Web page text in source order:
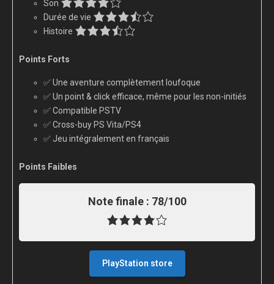
Son
Durée de vie
Histoire
Points Forts
✅ Une aventure complètement loufoque
✅ Un point & click efficace, même pour les non-initiés
✅ Compatible PSTV
✅ Cross-buy PS Vita/PS4
✅ Jeu intégralement en français
Points Faibles
Note finale : 78/100
PlayStation store